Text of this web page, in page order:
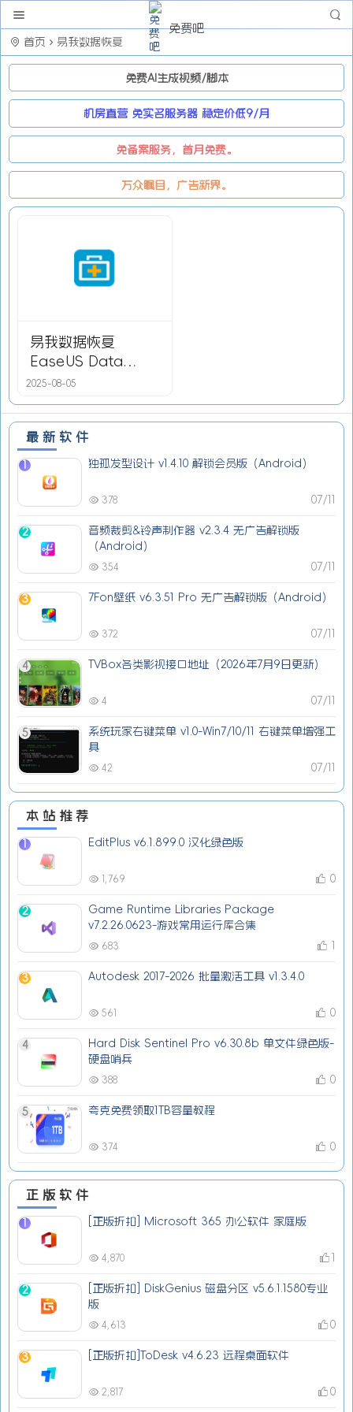
免费吧
首页 易我数据恢复
免费AI生成视频/脚本
机房直营 免实名服务器 稳定价低9/月
免备案服务，首月免费。
万众瞩目，广告新界。
易我数据恢复
EaseUS Data
Recovery Wizard
19.6.5 便携版
2025-08-05
最新软件
独孤发型设计 v1.4.10 解锁会员版（Android）
07/11
378
2
音频裁剪&铃声制作器 v2.3.4 无广告解锁版
（Android）
07/11
354
3 7Fon壁纸 v6.3.51 Pro 无广告解锁版（Android）
07/11
372
4 TVBox各类影视接口地址（2026年7月9日更新）
07/11
4
5
系统玩家右键菜单 v1.0-Win7/10/11 右键菜单增强工
具
07/11
42
本站推荐
EditPlus v6.1.899.0 汉化绿色版
1,769 0
2
Game Runtime Libraries Package
v7.2.26.0623-游戏常用运行库合集
683
3 Autodesk 2017-2026 批量激活工具 v1.3.4.0
561 0
4
Hard Disk Sentinel Pro v6.30.8b 单文件绿色版-
硬盘哨兵
388 0
5 夸克免费领取1TB容量教程
374 0
正版软件
[正版折扣] Microsoft 365 办公软件 家庭版
4,870
2
[正版折扣] DiskGenius 磁盘分区 v5.6.1.1580专业
版
4,613 0
3 [正版折扣]ToDesk v4.6.23 远程桌面软件
2,817 0